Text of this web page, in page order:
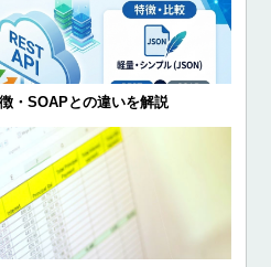
・SOAPとの違いを解説